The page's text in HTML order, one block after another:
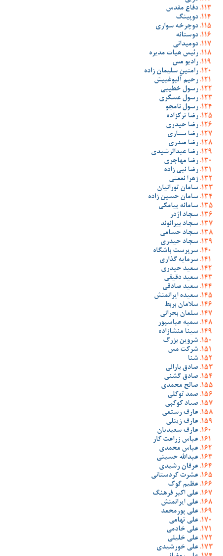
دفاع مقدس
دوپینگ
دوچرخه سواری
دوستانه
دومیدانی
رئیس هیات مدیره
رادیو مس
رامتین سلیمان زاده
رحیم آلبوغبیش
رسول خطیبی
رسول عسگری
رسول نامجو
رضا ترکزاده
رضا حیدری
رضا ستاری
رضا صدری
رضا عبدالرشیدی
رضا مهاجری
رضا نبی زاده
زهرا نعمتی
سامان تورانیان
سامان حسین زاده
سامانه پیامکی
سجاد اژدر
سجاد بیرانوند
سجاد حسامی
سجاد حیدری
سرپرست باشگاه
سرمایه گذاری
سعید حیدری
سعید دقیقی
سعید صادقی
سعیده ایرانمنش
سلامان بربط
سلمان بحرانی
سمیه عباسپور
سینا منشازاده
شروین بزرگ
شرکت مس
شنا
صادق بارانی
صادق گشنی
صالح محمدی
صمد توکلی
صیاد کوکبی
عارف رستمی
عارف زینلی
عارف سعیدیان
عباس زراعت کار
عباس محمدی
عبدالله حسینی
عرفان رشیدی
عشرت کردستانی
عظیم گوک
علی اکبر فرهنگ
علی ایرانمنش
علی پورمحمد
علی تهامی
علی خادمی
علی خلیلی
علی خورشیدی